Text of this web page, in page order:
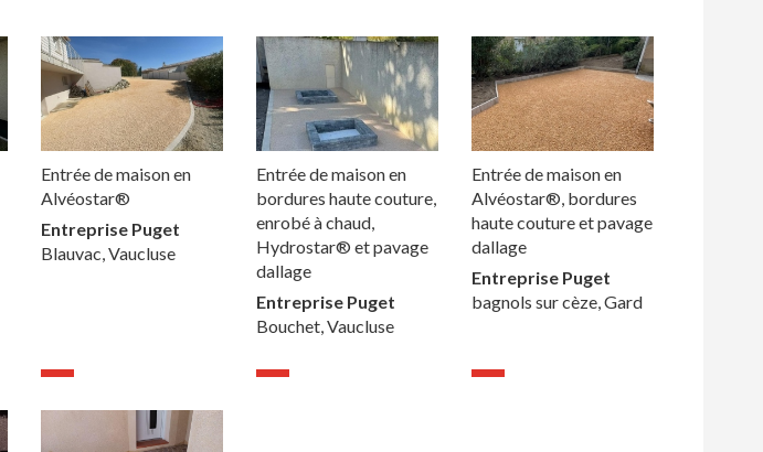
Entrée de maison en
Alvéostar®
Entreprise Puget
Blauvac, Vaucluse
Entrée de maison en
bordures haute couture,
enrobé à chaud,
Hydrostar® et pavage
dallage
Entreprise Puget
Bouchet, Vaucluse
Entrée de maison en
Alvéostar®, bordures
haute couture et pavage
dallage
Entreprise Puget
bagnols sur cèze, Gard